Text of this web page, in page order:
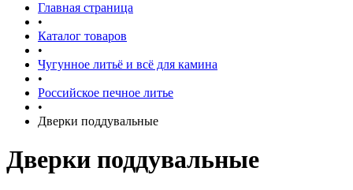
Главная страница
•
Каталог товаров
•
Чугунное литьё и всё для камина
•
Российское печное литье
•
Дверки поддувальные
Дверки поддувальные